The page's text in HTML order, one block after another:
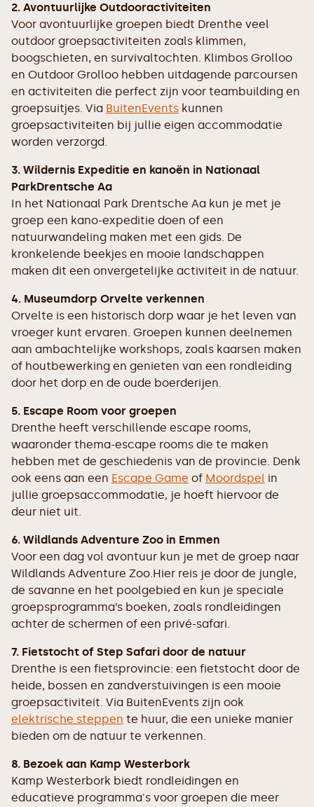
2. Avontuurlijke Outdooractiviteiten
Voor avontuurlijke groepen biedt Drenthe veel
outdoor groepsactiviteiten zoals klimmen,
boogschieten, en survivaltochten. Klimbos Grolloo
en Outdoor Grolloo hebben uitdagende parcoursen
en activiteiten die perfect zijn voor teambuilding en
groepsuitjes. Via BuitenEvents kunnen
groepsactiviteiten bij jullie eigen accommodatie
worden verzorgd.
3. Wildernis Expeditie en kanoën in Nationaal
ParkDrentsche Aa
In het Nationaal Park Drentsche Aa kun je met je
groep een kano-expeditie doen of een
natuurwandeling maken met een gids. De
kronkelende beekjes en mooie landschappen
maken dit een onvergetelijke activiteit in de natuur.
4. Museumdorp Orvelte verkennen
Orvelte is een historisch dorp waar je het leven van
vroeger kunt ervaren. Groepen kunnen deelnemen
aan ambachtelijke workshops, zoals kaarsen maken
of houtbewerking en genieten van een rondleiding
door het dorp en de oude boerderijen.
5. Escape Room voor groepen
Drenthe heeft verschillende escape rooms,
waaronder thema-escape rooms die te maken
hebben met de geschiedenis van de provincie. Denk
ook eens aan een Escape Game of Moordspel in
jullie groepsaccommodatie, je hoeft hiervoor de
deur niet uit.
6. Wildlands Adventure Zoo in Emmen
Voor een dag vol avontuur kun je met de groep naar
Wildlands Adventure Zoo.Hier reis je door de jungle,
de savanne en het poolgebied en kun je speciale
groepsprogramma’s boeken, zoals rondleidingen
achter de schermen of een privé-safari.
7. Fietstocht of Step Safari door de natuur
Drenthe is een fietsprovincie: een fietstocht door de
heide, bossen en zandverstuivingen is een mooie
groepsactiviteit. Via BuitenEvents zijn ook
elektrische steppen te huur, die een unieke manier
bieden om de natuur te verkennen.
8. Bezoek aan Kamp Westerbork
Kamp Westerbork biedt rondleidingen en
educatieve programma's voor groepen die meer